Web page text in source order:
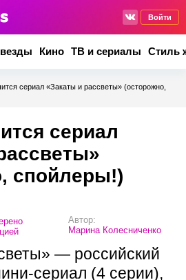
Войти
Кино ТВ и сериалы Стиль
сериал «Закаты и рассветы» (осторожно,
сериал
спойлеры!)
Автор:
Марина Колесниченко
— российский
сериал (4 серии),